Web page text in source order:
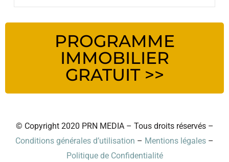
PROGRAMME
IMMOBILIER
GRATUIT >>
© Copyright 2020 PRN MEDIA – Tous droits réservés –
Conditions générales d’utilisation – Mentions légales –
Politique de Confidentialité